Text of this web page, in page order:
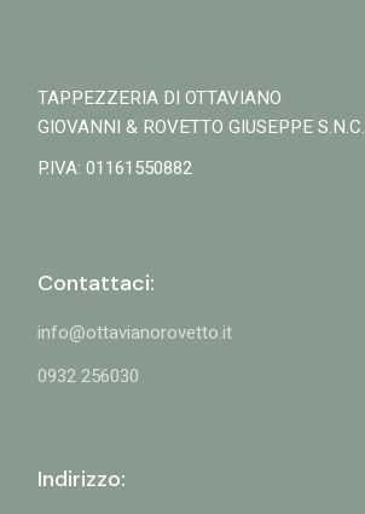
TAPPEZZERIA DI OTTAVIANO
GIOVANNI & ROVETTO GIUSEPPE S.N.C.
P.IVA: 01161550882
Contattaci:
info@ottavianorovetto.it
0932 256030
Indirizzo: